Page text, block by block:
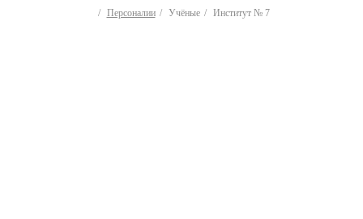
Персоналии Учёные Институт № 7